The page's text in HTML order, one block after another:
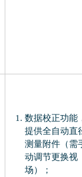
数据校正功能
提供全自动直
测量附件（需
动调节更换视
场）；